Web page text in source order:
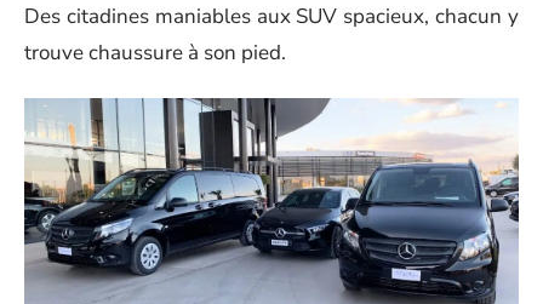
Des citadines maniables aux SUV spacieux, chacun y
trouve chaussure à son pied.